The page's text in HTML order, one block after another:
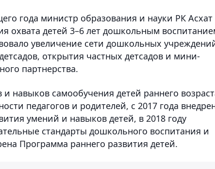
года министр образования и науки РК Асхат
охвата детей 3–6 лет дошкольным
увеличение сети дошкольных
открытия частных детсадов и мини-
партнерства.
навыков самообучения детей раннего
педагогов и родителей, с 2017 года
умений и навыков детей, в 2018 году
стандарты дошкольного воспитания и
Программа раннего развития детей.